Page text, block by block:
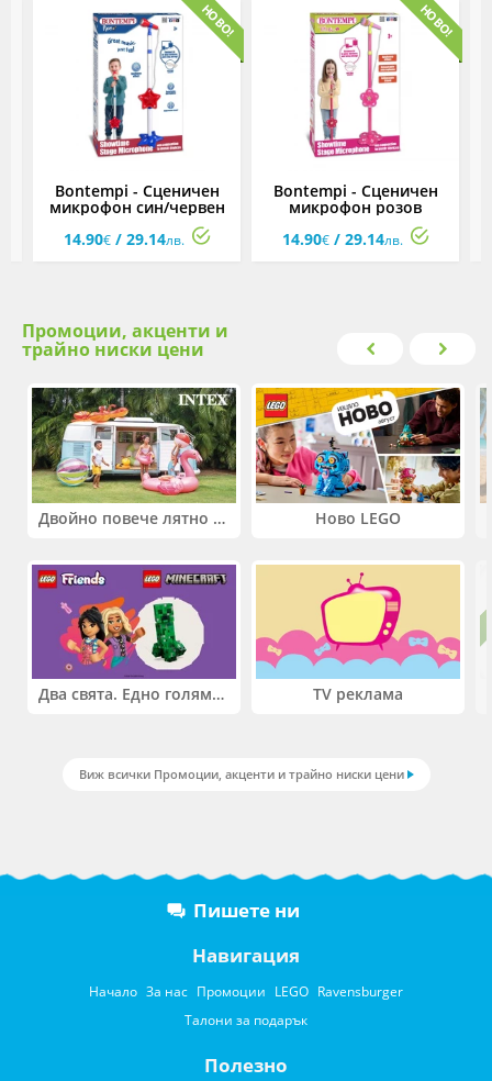
Bontempi - Сценичен
микрофон син/червен
14.90€/ 29.14лв.
Bontempi - Сценичен
микрофон розов
14.90€/ 29.14лв.
Промоции, акценти и
трайно ниски цени
Двойно повече лятно забавление! Купи 2 продукта INTEX и вземи -33%
Два свята. Едно голямо приключение. Купи 2 продукта LEGO® Friends и/или LEGO® Minecraft и вземи -27%
Ново LEGO
TV реклама
Виж всички Промоции, акценти и трайно ниски цени
Пишете ни
Навигация
Начало За нас Промоции LEGO Ravensburger
Талони за подарък
Полезно